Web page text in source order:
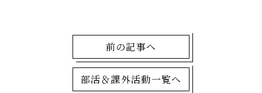
前の記事へ
部活＆課外活動一覧へ